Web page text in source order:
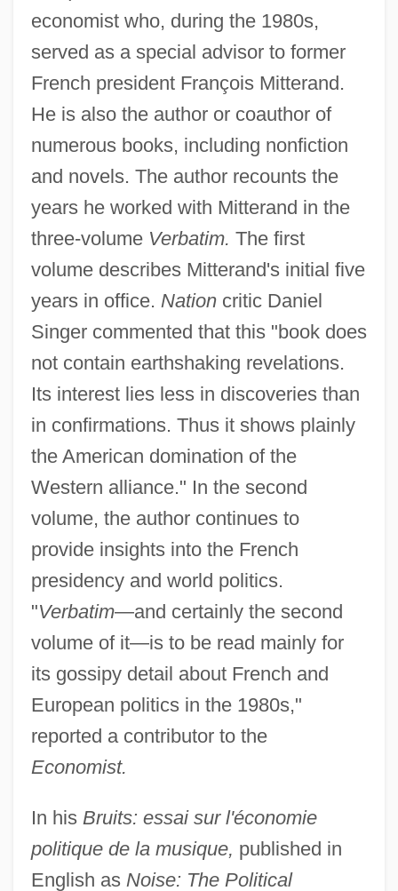
economist who, during the 1980s,
served as a special advisor to former
French president François Mitterand.
He is also the author or coauthor of
numerous books, including nonfiction
and novels. The author recounts the
years he worked with Mitterand in the
three-volume Verbatim. The first
volume describes Mitterand's initial five
years in office. Nationcritic Daniel
Singer commented that this "book does
not contain earthshaking revelations.
Its interest lies less in discoveries than
in confirmations. Thus it shows plainly
the American domination of the
Western alliance." In the second
volume, the author continues to
provide insights into the French
presidency and world politics.
"Verbatim—and certainly the second
volume of it—is to be read mainly for
its gossipy detail about French and
European politics in the 1980s,"
reported a contributor to the
Economist.
In his Bruits: essai sur l'économie
politique de la musique, published in
English as Noise: The Political